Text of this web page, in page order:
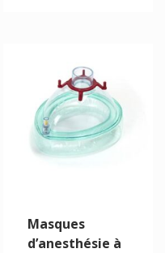
Masques
d’anesthésie à